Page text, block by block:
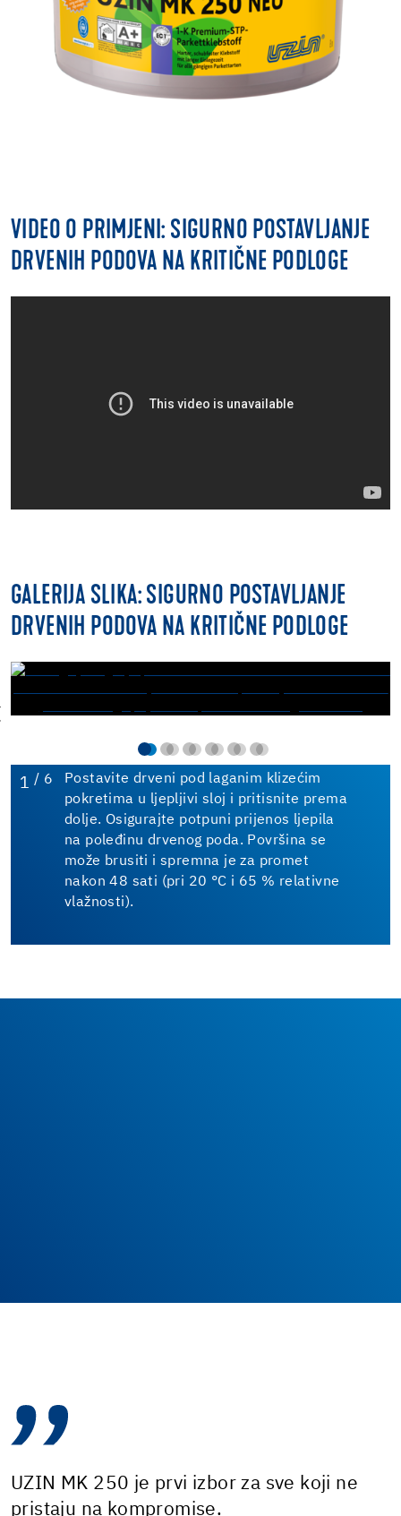
VIDEO O PRIMJENI: SIGURNO POSTAVLJANJE
DRVENIH PODOVA NA KRITIČNE PODLOGE
GALERIJA SLIKA: SIGURNO POSTAVLJANJE
DRVENIH PODOVA NA KRITIČNE PODLOGE
1 / 6
Postavite drveni pod laganim klizećim
pokretima u ljepljivi sloj i pritisnite prema
dolje. Osigurajte potpuni prijenos ljepila
na poleđinu drvenog poda. Površina se
može brusiti i spremna je za promet
nakon 48 sati (pri 20 °C i 65 % relativne
vlažnosti).
UZIN MK 250 je prvi izbor za sve koji ne
pristaju na kompromise.